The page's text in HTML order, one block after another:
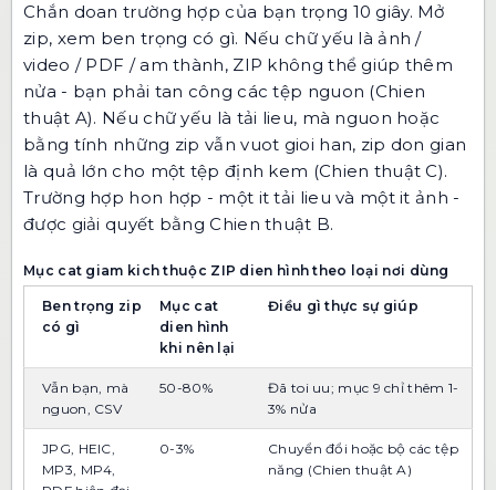
Chắn doan trường hợp của bạn trọng 10 giây. Mở
zip, xem ben trọng có gì. Nếu chữ yếu là ảnh /
video / PDF / am thành, ZIP không thể giúp thêm
nửa - bạn phải tan công các tệp nguon (Chien
thuật A). Nếu chữ yếu là tải lieu, mà nguon hoặc
bằng tính những zip vẫn vuot gioi han, zip don gian
là quả lớn cho một tệp định kem (Chien thuật C).
Trường hợp hon hợp - một it tải lieu và một it ảnh -
được giải quyết bằng Chien thuật B.
Mục cat giam kich thuộc ZIP dien hình theo loại nơi dùng
Ben trọng zip
có gì
Mục cat
dien hình
khi nên lại
Điều gì thực sự giúp
Vẫn bạn, mà
nguon, CSV
50-80%
Đã toi uu; mục 9 chỉ thêm 1-
3% nửa
JPG, HEIC,
MP3, MP4,
0-3%
Chuyển đổi hoặc bộ các tệp
năng (Chien thuật A)